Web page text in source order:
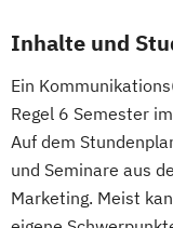
Inhalte und
Ein
Regel 6 Semester
Auf dem
und Seminare aus
Marketing. Meist